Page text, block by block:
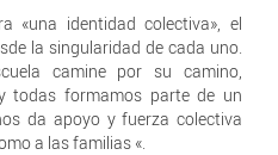
«una identidad colectiva», el
la singularidad de cada uno.
camine por su camino,
todas formamos parte de un
da apoyo y fuerza colectiva
a las familias «.